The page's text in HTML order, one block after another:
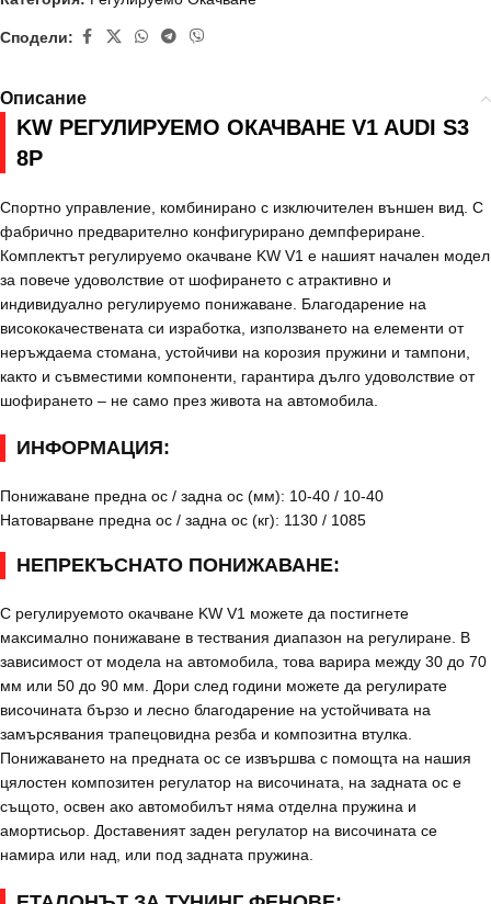
Сподели:
Описание
KW РЕГУЛИРУЕМО ОКАЧВАНЕ V1 AUDI S3
8P
Спортно управление, комбинирано с изключителен външен вид. С
фабрично предварително конфигурирано демпфериране.
Комплектът регулируемо окачване KW V1 е нашият начален модел
за повече удоволствие от шофирането с атрактивно и
индивидуално регулируемо понижаване. Благодарение на
висококачествената си изработка, използването на елементи от
неръждаема стомана, устойчиви на корозия пружини и тампони,
както и съвместими компоненти, гарантира дълго удоволствие от
шофирането – не само през живота на автомобила.
ИНФОРМАЦИЯ:
Понижаване предна ос / задна ос (мм): 10-40 / 10-40
Натоварване предна ос / задна ос (кг): 1130 / 1085
НЕПРЕКЪСНАТО ПОНИЖАВАНЕ:
С регулируемото окачване KW V1 можете да постигнете
максимално понижаване в тествания диапазон на регулиране. В
зависимост от модела на автомобила, това варира между 30 до 70
мм или 50 до 90 мм. Дори след години можете да регулирате
височината бързо и лесно благодарение на устойчивата на
замърсявания трапецовидна резба и композитна втулка.
Понижаването на предната ос се извършва с помощта на нашия
цялостен композитен регулатор на височината, на задната ос е
същото, освен ако автомобилът няма отделна пружина и
амортисьор. Доставеният заден регулатор на височината се
намира или над, или под задната пружина.